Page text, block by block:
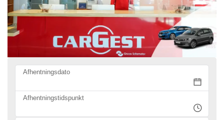
Afhentningsdato
Afhentningstidspunkt